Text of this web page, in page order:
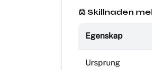
⚖️ Skillnaden
Egenskap
Ursprung